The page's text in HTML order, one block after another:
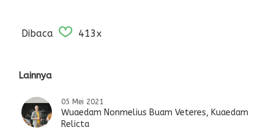
Dibaca 413x
Lainnya
05 Mei 2021
Wuaedam Nonmelius Buam Veteres, Kuaedam
Relicta